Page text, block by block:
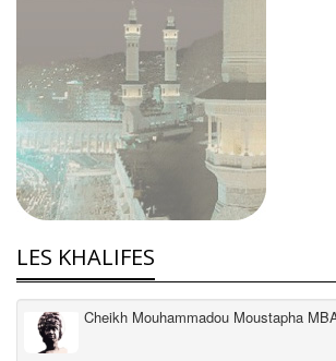
LES KHALIFES
Cheikh Mouhammadou Moustapha